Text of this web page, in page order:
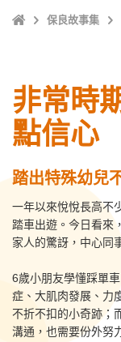
主
保良故事集
非常時
點信心
踏出特殊幼兒
一年以來悅悅長高不
踏車出遊。今日看來
家人的驚訝，中心同
6歲小朋友學懂踩單
症、大肌肉發展、力
不折不扣的小奇跡；
溝通，也需要份外努